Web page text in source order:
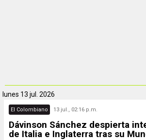
lunes 13 jul. 2026
El Colombiano 13 jul., 02:16 p.m.
Dávinson Sánchez despierta
de Italia e Inglaterra tras su